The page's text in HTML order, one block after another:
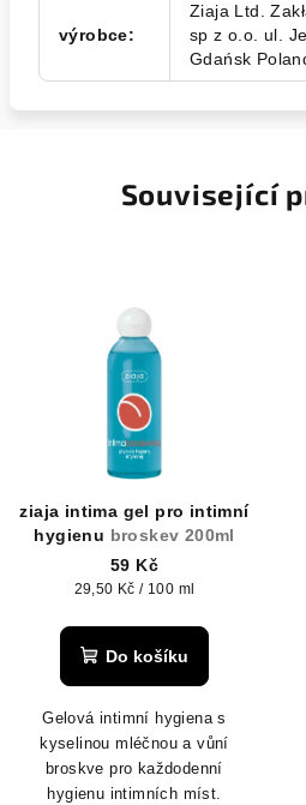
výrobce:
Ziaja Ltd.
sp z o.o. ul.
Gdańsk
Související
ziaja intima gel pro intimní
hygienu broskev 200ml
59 Kč
Měrná
29,50 Kč / 100 ml
Do košíku
Gelová intimní hygiena s
kyselinou mléčnou a vůní
broskve pro každodenní
hygienu intimních míst.